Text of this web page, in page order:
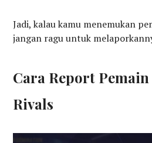
Jadi, kalau kamu menemukan
jangan ragu untuk
Cara Report
Rivals